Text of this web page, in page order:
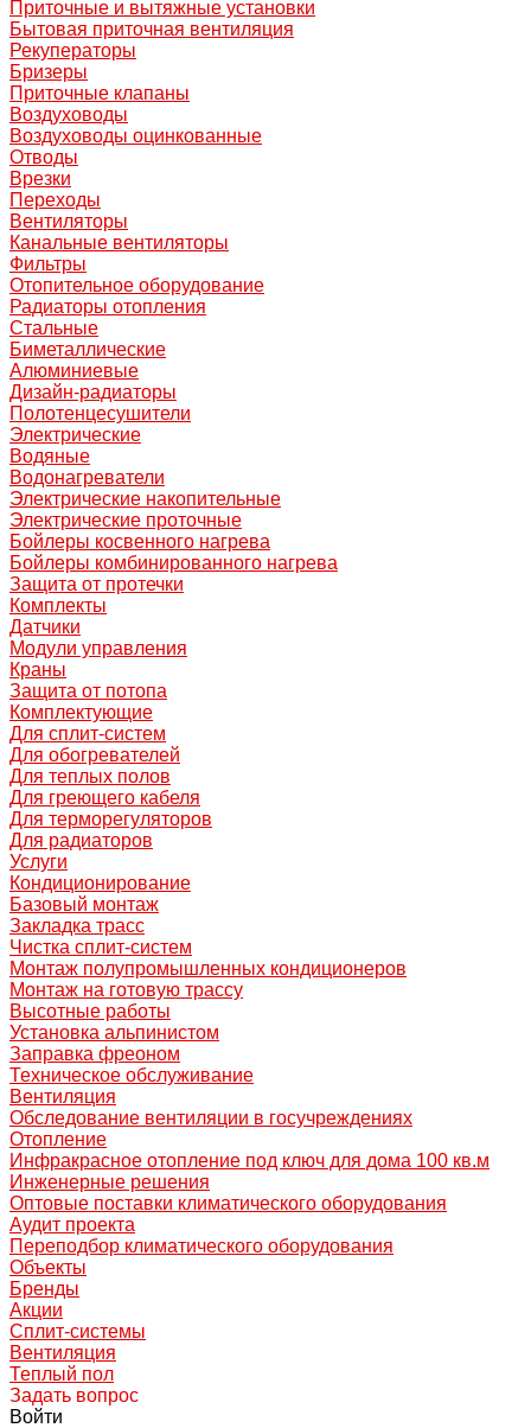
Приточные и вытяжные установки
Бытовая приточная вентиляция
Рекуператоры
Бризеры
Приточные клапаны
Воздуховоды
Воздуховоды оцинкованные
Отводы
Врезки
Переходы
Вентиляторы
Канальные вентиляторы
Фильтры
Отопительное оборудование
Радиаторы отопления
Стальные
Биметаллические
Алюминиевые
Дизайн-радиаторы
Полотенцесушители
Электрические
Водяные
Водонагреватели
Электрические накопительные
Электрические проточные
Бойлеры косвенного нагрева
Бойлеры комбинированного нагрева
Защита от протечки
Комплекты
Датчики
Модули управления
Краны
Защита от потопа
Комплектующие
Для сплит-систем
Для обогревателей
Для теплых полов
Для греющего кабеля
Для терморегуляторов
Для радиаторов
Услуги
Кондиционирование
Базовый монтаж
Закладка трасс
Чистка сплит-систем
Монтаж полупромышленных кондиционеров
Монтаж на готовую трассу
Высотные работы
Установка альпинистом
Заправка фреоном
Техническое обслуживание
Вентиляция
Обследование вентиляции в госучреждениях
Отопление
Инфракрасное отопление под ключ для дома 100 кв.м
Инженерные решения
Оптовые поставки климатического оборудования
Аудит проекта
Переподбор климатического оборудования
Объекты
Бренды
Акции
Сплит-системы
Вентиляция
Теплый пол
Задать вопрос
Войти